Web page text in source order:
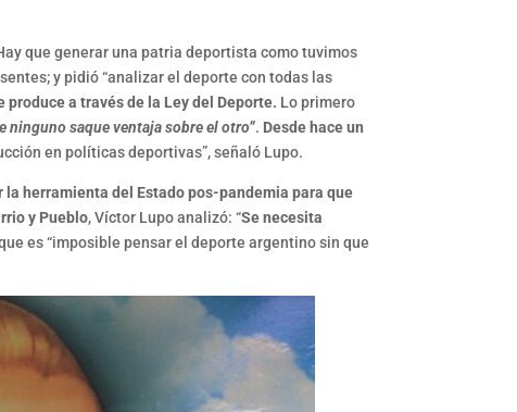
que generar una patria deportista como tuvimos
y pidió “analizar el deporte con todas las
a través de la Ley del Deporte. Lo primero
ninguno saque ventaja sobre el otro”. Desde hace un
en políticas deportivas”, señaló Lupo.
la herramienta del Estado pos-pandemia para que
y Pueblo, Víctor Lupo analizó: “Se necesita
es “imposible pensar el deporte argentino sin que